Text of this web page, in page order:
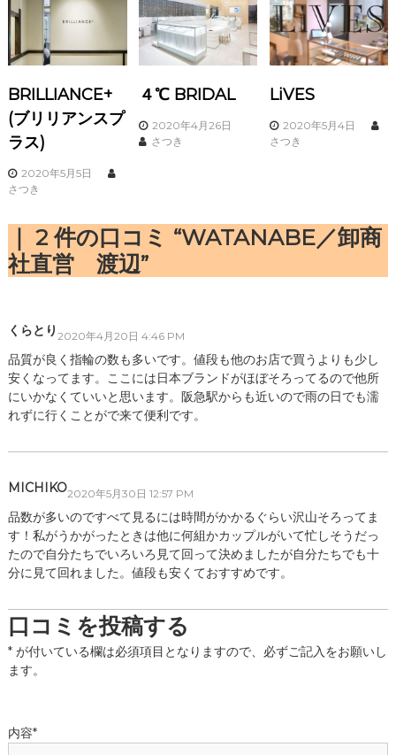
BRILLIANCE+
(ブリリアンスプ
ラス)
2020年5月5日
さつき
４℃ BRIDAL
2020年4月26日
さつき
LiVES
2020年5月4日
さつき
2 件の口コミ “WATANABE／卸商
社直営 渡辺”
くらとり 2020年4月20日 4:46 PM
品質が良く指輪の数も多いです。値段も他のお店で買うよりも少し
安くなってます。ここには日本ブランドがほぼそろってるので他所
にいかなくていいと思います。阪急駅からも近いので雨の日でも濡
れずに行くことがで来て便利です。
MICHIKO2020年5月30日 12:57 PM
品数が多いのですべて見るには時間がかかるぐらい沢山そろってま
す！私がうかがったときは他に何組かカップルがいて忙しそうだっ
たので自分たちでいろいろ見て回って決めましたが自分たちでも十
分に見て回れました。値段も安くておすすめです。
口コミを投稿する
*が付いている欄は必須項目となりますので、必ずご記入をお願いし
ます。